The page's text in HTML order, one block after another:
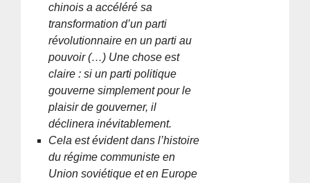
chinois a accéléré sa
transformation d’un parti
révolutionnaire en un parti au
pouvoir (…) Une chose est
claire : si un parti politique
gouverne simplement pour le
plaisir de gouverner, il
déclinera inévitablement.
Cela est évident dans l’histoire
du régime communiste en
Union soviétique et en Europe